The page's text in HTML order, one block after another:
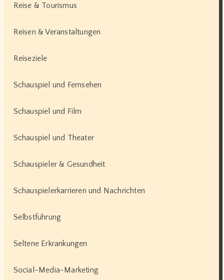
Reise & Tourismus
Reisen & Veranstaltungen
Reiseziele
Schauspiel und Fernsehen
Schauspiel und Film
Schauspiel und Theater
Schauspieler & Gesundheit
Schauspielerkarrieren und Nachrichten
Selbstführung
Seltene Erkrankungen
Social-Media-Marketing